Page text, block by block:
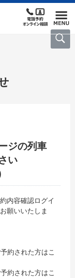
ジの列車
い
内容確認ログイ
願いいたしま
約された方はこ
約された方はこ